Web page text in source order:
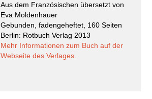
Aus dem Französischen übersetzt von
Eva Moldenhauer
Gebunden, fadengeheftet, 160 Seiten
Berlin: Rotbuch Verlag 2013
Mehr Informationen zum Buch auf der
Webseite des Verlages.